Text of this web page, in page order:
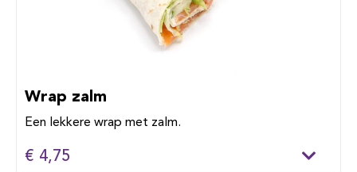
Wrap zalm
Een lekkere wrap met zalm.
€ 4,75